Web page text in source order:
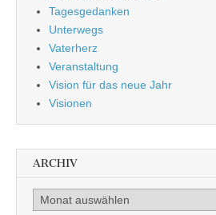
Tagesgedanken
Unterwegs
Vaterherz
Veranstaltung
Vision für das neue Jahr
Visionen
ARCHIV
Archiv